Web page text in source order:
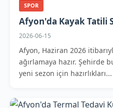
SPOR
Afyon'da Kayak Tatili
2026-06-15
Afyon, Haziran 2026
ağırlamaya hazır. Şehirde
yeni sezon için hazırlıkları...